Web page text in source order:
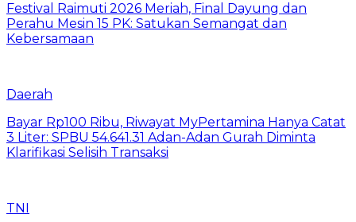
Festival Raimuti 2026 Meriah, Final Dayung dan
Perahu Mesin 15 PK: Satukan Semangat dan
Kebersamaan
Daerah
Bayar Rp100 Ribu, Riwayat MyPertamina Hanya Catat
3 Liter: SPBU 54.641.31 Adan-Adan Gurah Diminta
Klarifikasi Selisih Transaksi
TNI